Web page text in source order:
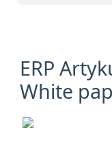
ERP
White